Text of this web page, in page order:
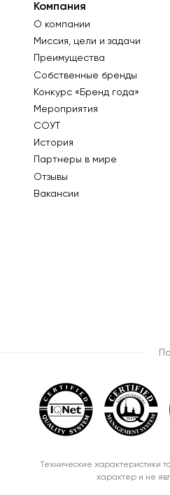
Компания
О компании
Миссия, цели и задачи
Преимущества
Собственные бренды
Конкурс «Бренд года»
Мероприятия
СОУТ
История
Партнеры в мире
Отзывы
Вакансии
Технические характеристики
характер и не